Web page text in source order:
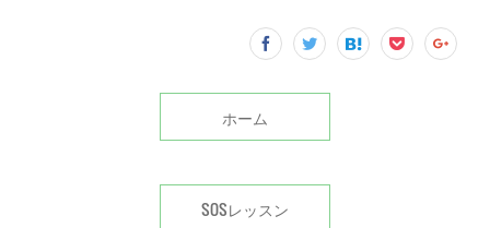
ホーム
SOSレッスン